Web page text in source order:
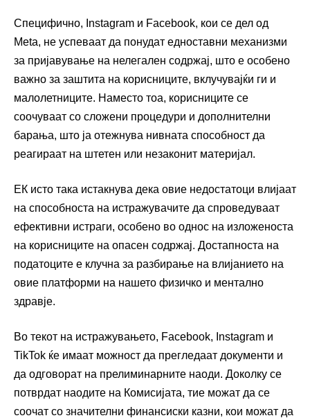
Специфично, Instagram и Facebook, кои се дел од
Meta, не успеваат да понудат едноставни механизми
за пријавување на нелегален содржај, што е особено
важно за заштита на корисниците, вклучувајќи ги и
малолетниците. Наместо тоа, корисниците се
соочуваат со сложени процедури и дополнителни
барања, што ја отежнува нивната способност да
реагираат на штетен или незаконит материјал.
ЕК исто така истакнува дека овие недостатоци влијаат
на способноста на истражувачите да спроведуваат
ефективни истраги, особено во однос на изложеноста
на корисниците на опасен содржај. Достапноста на
податоците е клучна за разбирање на влијанието на
овие платформи на нашето физичко и ментално
здравје.
Во текот на истражувањето, Facebook, Instagram и
TikTok ќе имаат можност да прегледаат документи и
да одговорат на прелиминарните наоди. Доколку се
потврдат наодите на Комисијата, тие можат да се
соочат со значителни финансиски казни, кои можат да